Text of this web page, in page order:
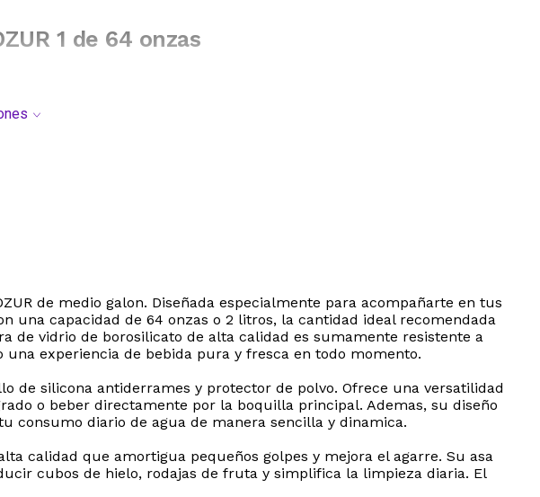
1 de 64 onzas
de medio galon. Diseñada especialmente para acompañarte en tus
una capacidad de 64 onzas o 2 litros, la cantidad ideal recomendada
de vidrio de borosilicato de alta calidad es sumamente resistente a
experiencia de bebida pura y fresca en todo momento.
de silicona antiderrames y protector de polvo. Ofrece una versatilidad
o beber directamente por la boquilla principal. Ademas, su diseño
consumo diario de agua de manera sencilla y dinamica.
calidad que amortigua pequeños golpes y mejora el agarre. Su asa
cubos de hielo, rodajas de fruta y simplifica la limpieza diaria. El